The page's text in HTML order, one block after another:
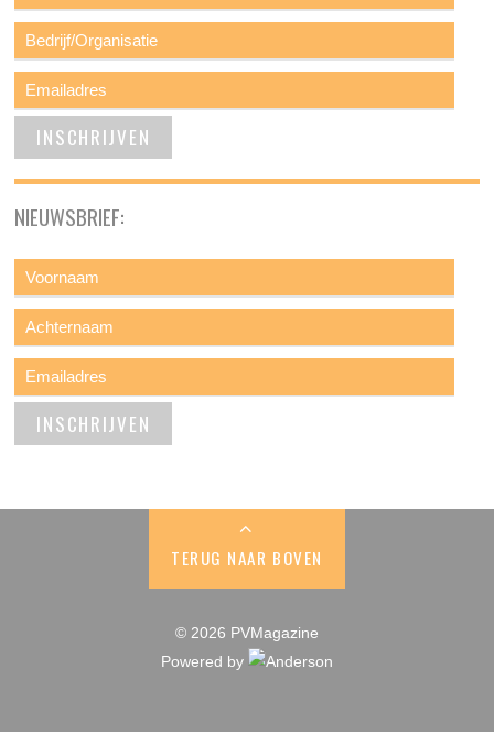
NIEUWSBRIEF:
TERUG NAAR BOVEN
© 2026 PVMagazine
Powered by